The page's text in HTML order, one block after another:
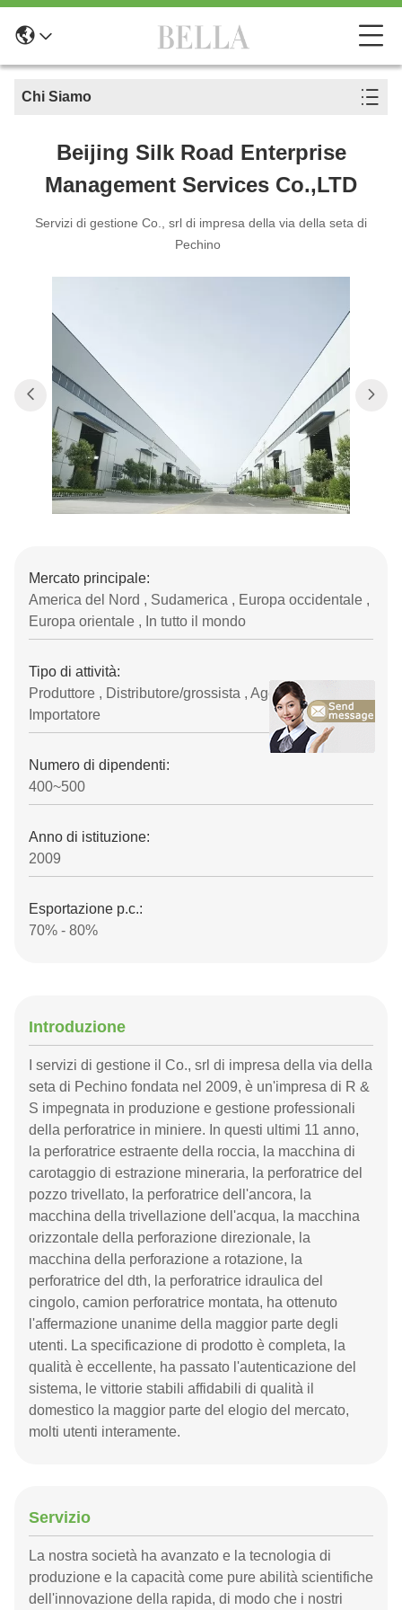
Chi Siamo
Beijing Silk Road Enterprise
Management Services Co.,LTD
Servizi di gestione Co., srl di impresa della via della seta di
Mercato principale:
America del Nord , Sudamerica , Europa occidentale ,
Europa orientale , In tutto il mondo
Tipo di attività:
Produttore , Distributore/grossista , Agente ,
Importatore
Numero di dipendenti:
400~500
Anno di istituzione:
2009
Esportazione p.c.:
70% - 80%
Introduzione
I servizi di gestione il Co., srl di impresa della via della
seta di Pechino fondata nel 2009, è un'impresa di R &
S impegnata in produzione e gestione professionali
della perforatrice in miniere. In questi ultimi 11 anno,
la perforatrice estraente della roccia, la macchina di
carotaggio di estrazione mineraria, la perforatrice del
pozzo trivellato, la perforatrice dell'ancora, la
macchina della trivellazione dell'acqua, la macchina
orizzontale della perforazione direzionale, la
macchina della perforazione a rotazione, la
perforatrice del dth, la perforatrice idraulica del
cingolo, camion perforatrice montata, ha ottenuto
l'affermazione unanime della maggior parte degli
utenti. La specificazione di prodotto è completa, la
qualità è eccellente, ha passato l'autenticazione del
sistema, le vittorie stabili affidabili di qualità il
domestico la maggior parte del elogio del mercato,
molti utenti interamente.
Servizio
La nostra società ha avanzato e la tecnologia di
produzione e la capacità come pure abilità scientifiche
dell'innovazione della rapida, di modo che i nostri